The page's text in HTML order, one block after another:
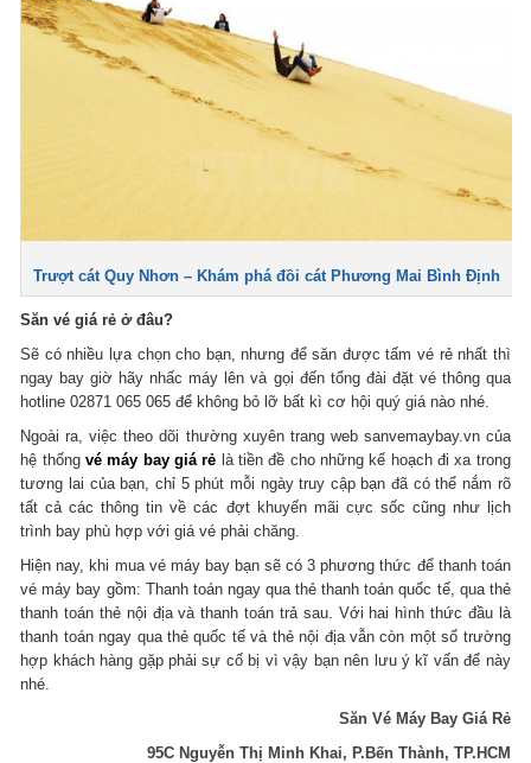
Trượt cát Quy Nhơn – Khám phá đồi cát Phương Mai Bình Định
Săn vé giá rẻ ở đâu?
Sẽ có nhiều lựa chọn cho bạn, nhưng để săn được tấm vé rẻ nhất thì
ngay bay giờ hãy nhấc máy lên và gọi đến tổng đài đặt vé thông qua
hotline 02871 065 065 để không bỏ lỡ bất kì cơ hội quý giá nào nhé.
Ngoài ra, việc theo dõi thường xuyên trang web sanvemaybay.vn của
hệ thống vé máy bay giá rẻ là tiền đề cho những kế hoạch đi xa trong
tương lai của bạn, chỉ 5 phút mỗi ngày truy cập bạn đã có thể nắm rõ
tất cả các thông tin về các đợt khuyến mãi cực sốc cũng như lịch
trình bay phù hợp với giá vé phải chăng.
Hiện nay, khi mua vé máy bay bạn sẽ có 3 phương thức để thanh toán
vé máy bay gồm: Thanh toán ngay qua thẻ thanh toán quốc tế, qua thẻ
thanh toán thẻ nội địa và thanh toán trả sau. Với hai hình thức đầu là
thanh toán ngay qua thẻ quốc tế và thẻ nội địa vẫn còn một số trường
hợp khách hàng gặp phải sự cố bị vì vậy bạn nên lưu ý kĩ vấn để này
nhé.
Săn Vé Máy Bay Giá Rẻ
95C Nguyễn Thị Minh Khai, P.Bến Thành, TP.HCM